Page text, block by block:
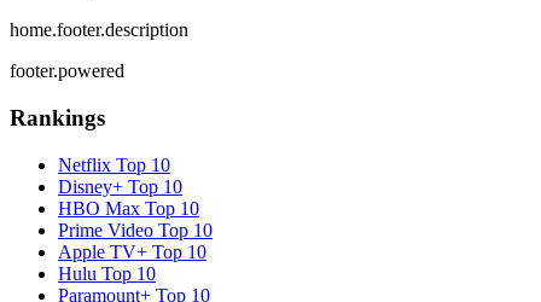
home.footer.description
footer.powered
Rankings
Netflix Top 10
Disney+ Top 10
HBO Max Top 10
Prime Video Top 10
Apple TV+ Top 10
Hulu Top 10
Paramount+ Top 10